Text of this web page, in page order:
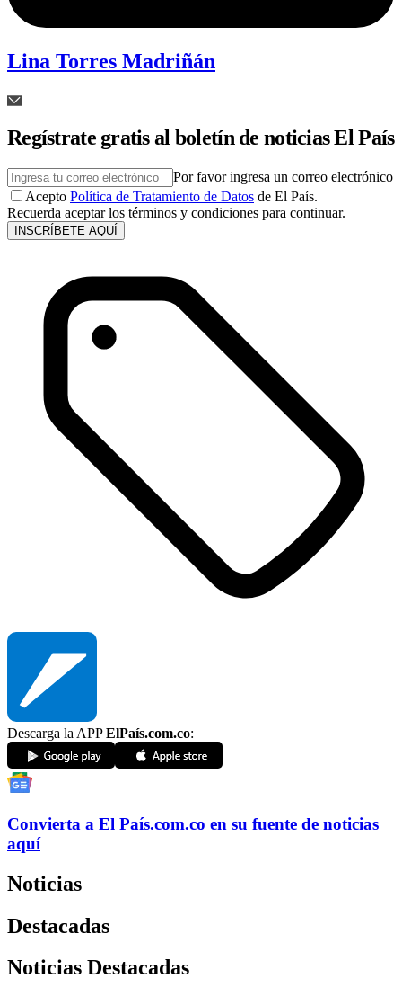
Lina Torres Madriñán
Regístrate gratis al boletín de noticias El País
Por favor ingresa un correo electrónico
Acepto Política de Tratamiento de Datos de El País.
Recuerda aceptar los términos y condiciones para continuar.
INSCRÍBETE AQUÍ
Descarga la APPElPaís.com.co:
Convierta a El País.com.co en su fuente de noticias
aquí
Noticias
Destacadas
Noticias Destacadas